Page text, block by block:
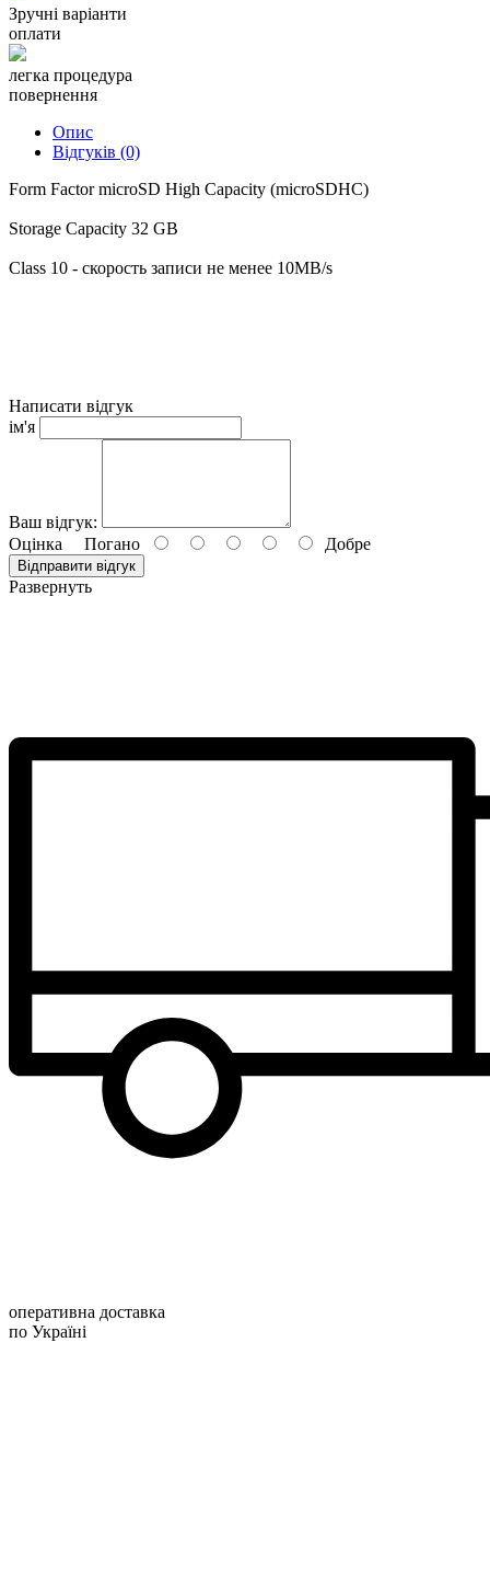
Зручні варіанти
оплати
легка процедура
повернення
Опис
Відгуків (0)
Form Factor microSD High Capacity (microSDHC)
Storage Capacity 32 GB
Class 10 - скорость записи не менее 10MB/s
Написати відгук
ім'я
Ваш відгук:
Оцінка Погано Добре
Відправити відгук
Развернуть
оперативна доставка
по Україні